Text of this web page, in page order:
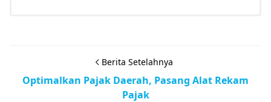
Berita Setelahnya
Optimalkan Pajak Daerah, Pasang Alat Rekam
Pajak